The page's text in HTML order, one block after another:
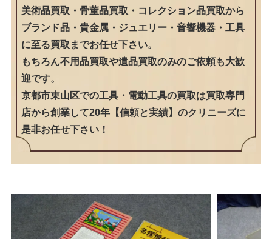
美術品買取・骨董品買取・コレクション品買取から
ブランド品・貴金属・ジュエリー・音響機器・工具
に至る買取までお任せ下さい。
もちろん不用品買取や遺品買取のみのご依頼も大歓
迎です。
京都市東山区での工具・電動工具の買取は買取専門
店から創業して20年【信頼と実績】のクリニーズに
是非お任せ下さい！